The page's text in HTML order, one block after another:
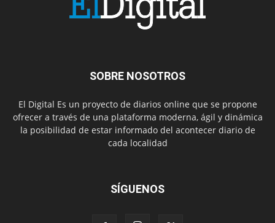
SOBRE NOSOTROS
El Digital Es un proyecto de diarios online que se propone
ofrecer a través de una plataforma moderna, ágil y dinámica
la posibilidad de estar informado del acontecer diario de
cada localidad
SÍGUENOS